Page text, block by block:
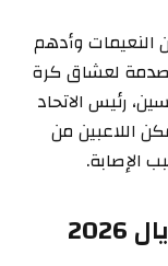
النعيمات وأدهم
القريشي، عن نهائيات كأس العالم 2026 صدمة لعشاق كرة
رئيس الاتحاد
اللاعبين من
الإصابة.